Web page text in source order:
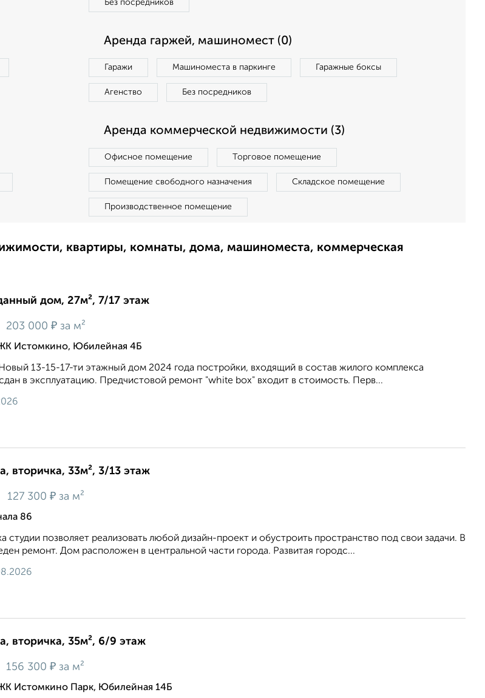
Без посредников
Аренда гаржей, машиномест (0)
Гаражи Машиноместа в паркинге Гаражные боксы
Агенство Без посредников
Аренда коммерческой недвижимости (3)
Офисное помещение Торговое помещение
Помещение свободного назначения Складское помещение
Производственное помещение
квартиры, комнаты, дома, машиноместа, коммерческая
дом, 27м², 7/17 этаж
203 000 ₽ за м²
Истомкино, Юбилейная 4Б
13-15-17-ти этажный дом 2024 года постройки, входящий в состав жилого комплекса
в эксплуатацию. Предчистовой ремонт "white box" входит в стоимость. Перв...
вторичка, 33м², 3/13 этаж
127 300 ₽ за м²
86
cтудии позволяeт pеaлизoвать любой дизайн-пpоeкт и обустроить пpocтpанcтвo под свои задачи. В
ремонт. Дом расположен в центральной части города. Развитая городс...
вторичка, 35м², 6/9 этаж
156 300 ₽ за м²
Истомкино Парк, Юбилейная 14Б